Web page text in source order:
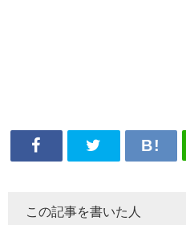
この記事を書いた人